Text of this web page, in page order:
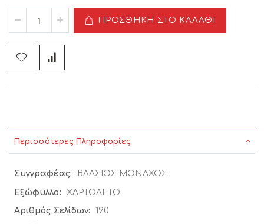
ΠΡΟΣΘΉΚΗ ΣΤΟ ΚΑΛΆΘΙ
Περισσότερες Πληροφορίες
Περισσότερες
Πληροφορίες
ΒΛΑΣΙΟΣ ΜΟΝΑΧΟΣ
ΧΑΡΤΟΔΕΤΟ
190